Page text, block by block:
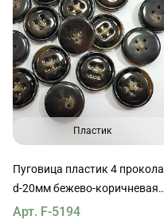
Пластик
Пуговица пластик 4 прокола
d-20мм бежево-коричневая
Max Mara
Арт. F-5194